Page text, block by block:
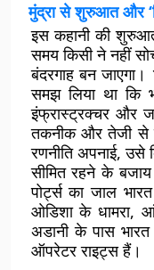
मुंद्रा से शुरुआत और
इस कहानी की
समय किसी ने नहीं
बंदरगाह बन
समझ लिया था कि
इंफ्रास्ट्रक्चर और
तकनीक और तेजी से
रणनीति अपनाई, उसे
सीमित रहने के
पोर्ट्स का जाल
ओडिशा के धामरा,
अडानी के पास
ऑपरेटर राइट्स हैं।